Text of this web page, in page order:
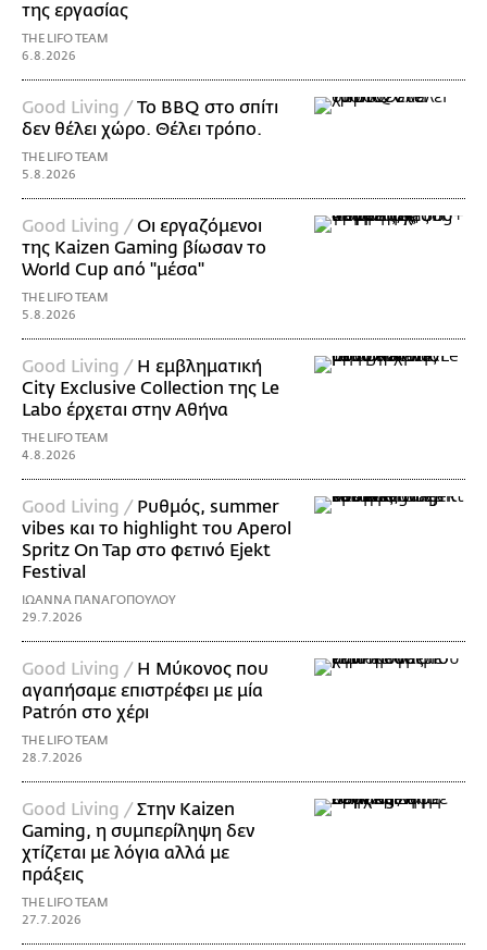
της εργασίας
THE LIFO TEAM
6.8.2026
Good Living /Το BBQ στο σπίτι
δεν θέλει χώρο. Θέλει τρόπο.
THE LIFO TEAM
5.8.2026
Good Living /Οι εργαζόμενοι
της Kaizen Gaming βίωσαν το
World Cup από "μέσα"
THE LIFO TEAM
5.8.2026
Good Living / Η εμβληματική
City Exclusive Collection της Le
Labo έρχεται στην Αθήνα
THE LIFO TEAM
4.8.2026
Good Living / Ρυθμός, summer
vibes και το highlight του Aperol
Spritz On Tap στο φετινό Ejekt
Festival
ΙΩΑΝΝΑ ΠΑΝΑΓΟΠΟΥΛΟΥ
29.7.2026
Good Living / Η Μύκονος που
αγαπήσαμε επιστρέφει με μία
Patrón στο χέρι
THE LIFO TEAM
28.7.2026
Good Living /Στην Kaizen
Gaming, η συμπερίληψη δεν
χτίζεται με λόγια αλλά με
πράξεις
THE LIFO TEAM
27.7.2026